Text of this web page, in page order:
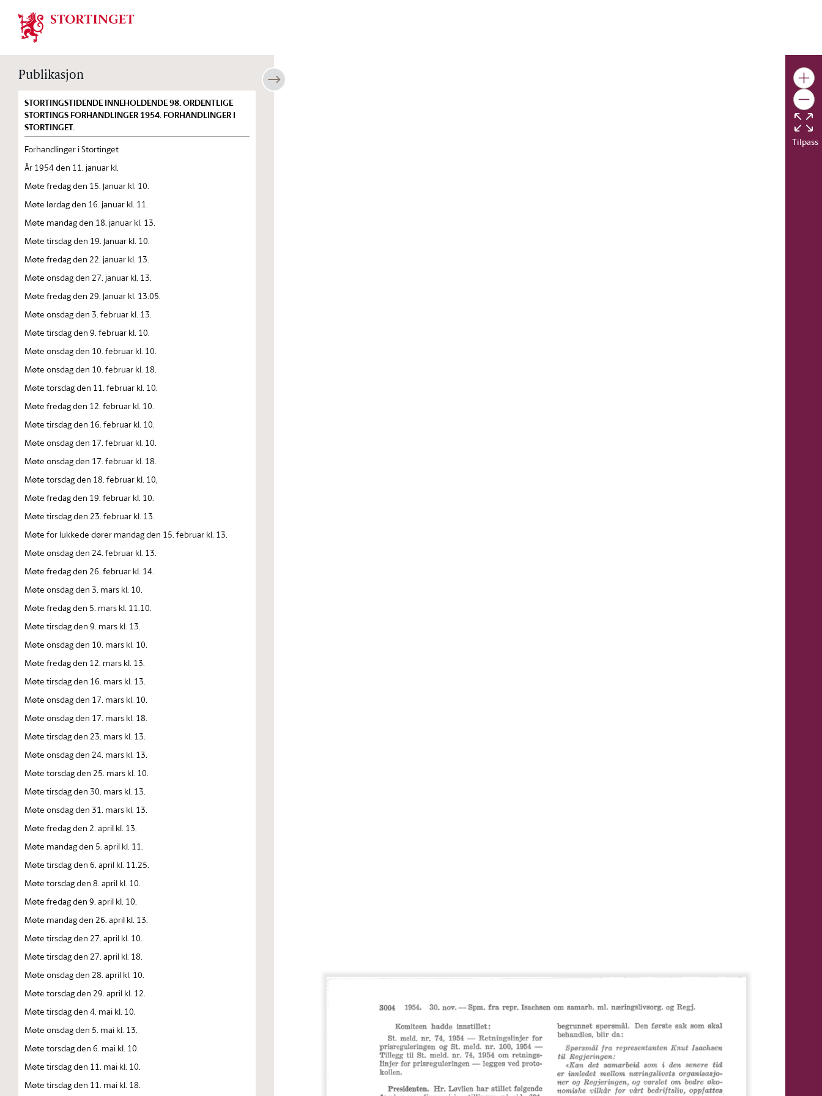
Stortinget.no
Publikasjon
STORTINGSTIDENDE INNEHOLDENDE 98. ORDENTLIGE
STORTINGS FORHANDLINGER 1954. FORHANDLINGER I
STORTINGET.
Forhandlinger i Stortinget
År 1954 den 11. januar kl.
Møte fredag den 15. januar kl. 10.
Møte lørdag den 16. januar kl. 11.
Møte mandag den 18. januar kl. 13.
Møte tirsdag den 19. januar kl. 10.
Møte fredag den 22. januar kl. 13.
Møte onsdag den 27. januar kl. 13.
Møte fredag den 29. januar kl. 13.05.
Møte onsdag den 3. februar kl. 13.
Møte tirsdag den 9. februar kl. 10.
Møte onsdag den 10. februar kl. 10.
Møte onsdag den 10. februar kl. 18.
Møte torsdag den 11. februar kl. 10.
Møte fredag den 12. februar kl. 10.
Møte tirsdag den 16. februar kl. 10.
Møte onsdag den 17. februar kl. 10.
Møte onsdag den 17. februar kl. 18.
Møte torsdag den 18. februar kl. 10,
Møte fredag den 19. februar kl. 10.
Møte tirsdag den 23. februar kl. 13.
Møte for lukkede dører mandag den 15. februar kl. 13.
Møte onsdag den 24. februar kl. 13.
Møte fredag den 26. februar kl. 14.
Møte onsdag den 3. mars kl. 10.
Møte fredag den 5. mars kl. 11.10.
Møte tirsdag den 9. mars kl. 13.
Møte onsdag den 10. mars kl. 10.
Møte fredag den 12. mars kl. 13.
Møte tirsdag den 16. mars kl. 13.
Møte onsdag den 17. mars kl. 10.
Møte onsdag den 17. mars kl. 18.
Møte tirsdag den 23. mars kl. 13.
Møte onsdag den 24. mars kl. 13.
Møte torsdag den 25. mars kl. 10.
Møte tirsdag den 30. mars kl. 13.
Møte onsdag den 31. mars kl. 13.
Møte fredag den 2. april kl. 13.
Møte mandag den 5. april kl. 11.
Møte tirsdag den 6. april kl. 11.25.
Møte torsdag den 8. april kl. 10.
Møte fredag den 9. april kl. 10.
Møte mandag den 26. april kl. 13.
Møte tirsdag den 27. april kl. 10.
Møte tirsdag den 27. april kl. 18.
Møte onsdag den 28. april kl. 10.
Møte torsdag den 29. april kl. 12.
Møte tirsdag den 4. mai kl. 10.
Møte onsdag den 5. mai kl. 13.
Møte torsdag den 6. mai kl. 10.
Møte tirsdag den 11. mai kl. 10.
Møte tirsdag den 11. mai kl. 18.